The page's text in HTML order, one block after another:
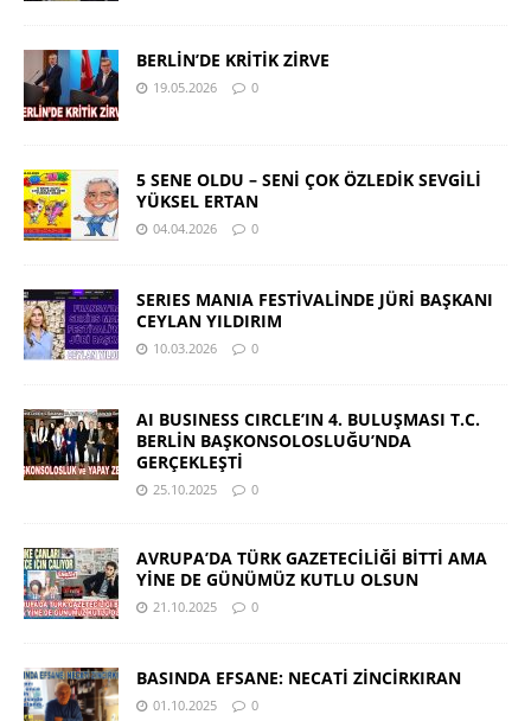
BERLİN’DE KRİTİK ZİRVE
19.05.2026 0
5 SENE OLDU – SENİ ÇOK ÖZLEDİK SEVGİLİ
YÜKSEL ERTAN
04.04.2026 0
SERIES MANIA FESTİVALİNDE JÜRİ BAŞKANI
CEYLAN YILDIRIM
10.03.2026 0
AI BUSINESS CIRCLE’IN 4. BULUŞMASI T.C.
BERLİN BAŞKONSOLOSLUĞU’NDA
GERÇEKLEŞTİ
25.10.2025 0
AVRUPA’DA TÜRK GAZETECİLİĞİ BİTTİ AMA
YİNE DE GÜNÜMÜZ KUTLU OLSUN
21.10.2025 0
BASINDA EFSANE: NECATİ ZİNCİRKIRAN
01.10.2025 0